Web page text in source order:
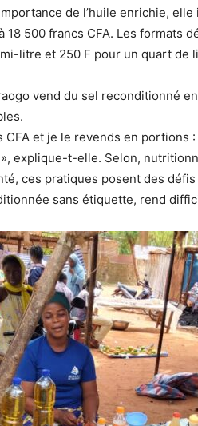
de l’huile enrichie, elle
500 francs CFA. Les formats
litre et 250 F pour un quart de
vend du sel reconditionné
CFA et je le revends en
explique-t-elle. Selon,
ces pratiques posent des
sans étiquette, rend